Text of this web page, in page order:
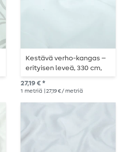
Kestävä verho-kangas –
erityisen leveä, 330 cm,
puhdasvalkoinen
27,19 € *
1 metriä | 27,19 € / metriä